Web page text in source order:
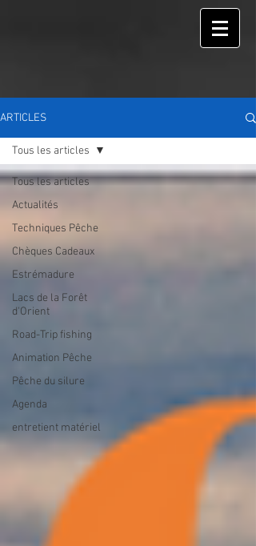
ARTICLES
Tous les articles
Actualités
Techniques Pêche
Chèques Cadeaux
Estrémadure
Lacs de la Forêt
d'Orient
Road-Trip fishing
Animation Pêche
Pêche du silure
Agenda
entretient matériel
Tous les articles